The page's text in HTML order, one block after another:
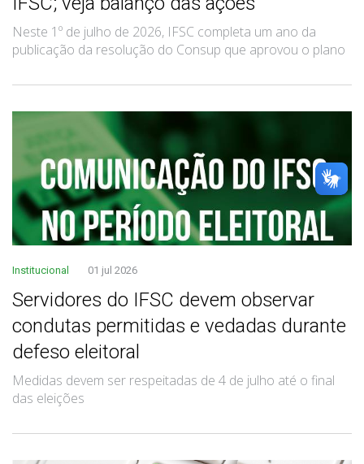
Neste 1º de julho de 2026, IFSC completa um ano da
publicação da resolução do Consup que aprovou o plano
Institucional 01 jul 2026
Servidores do IFSC devem observar
condutas permitidas e vedadas durante
defeso eleitoral
Medidas devem ser respeitadas de 4 de julho até o final
das eleições